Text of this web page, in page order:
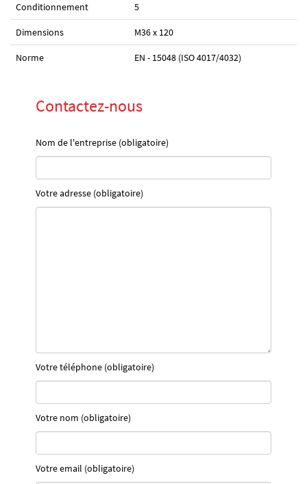
Conditionnement 5
Dimensions M36 x 120
Norme EN - 15048 (ISO 4017/4032)
Contactez-nous
Nom de l'entreprise (obligatoire)
Votre adresse (obligatoire)
Votre téléphone (obligatoire)
Votre nom (obligatoire)
Votre email (obligatoire)